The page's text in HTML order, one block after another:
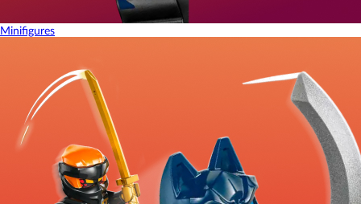
Minifigures